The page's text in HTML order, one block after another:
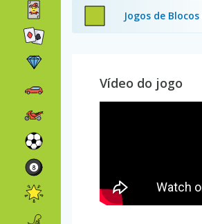
Jogos de Blocos
Vídeo do jogo